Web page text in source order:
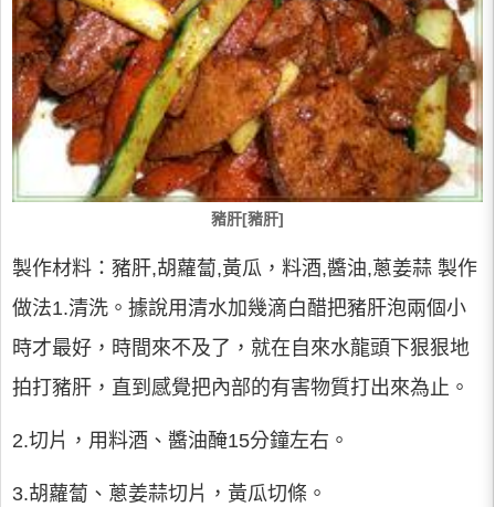
豬肝[豬肝]
製作材料：豬肝,胡蘿蔔,黃瓜，料酒,醬油,蔥姜蒜 製作
做法1.清洗。據說用清水加幾滴白醋把豬肝泡兩個小
時才最好，時間來不及了，就在自來水龍頭下狠狠地
拍打豬肝，直到感覺把內部的有害物質打出來為止。
2.切片，用料酒、醬油醃15分鐘左右。
3.胡蘿蔔、蔥姜蒜切片，黃瓜切條。